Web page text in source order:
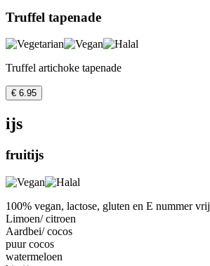
Truffel tapenade
Truffel artichoke tapenade
€ 6.95
ijs
fruitijs
100% vegan, lactose, gluten en E nummer vrij
Limoen/ citroen
Aardbei/ cocos
puur cocos
watermeloen